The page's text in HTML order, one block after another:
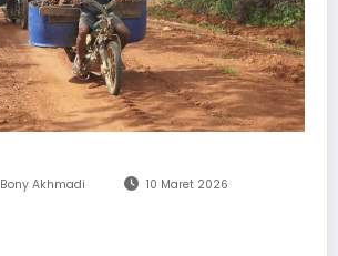
Bony Akhmadi 10 Maret 2026